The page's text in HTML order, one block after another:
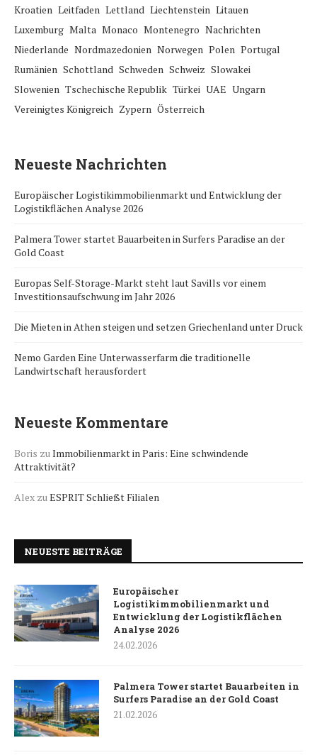
Kroatien Leitfaden Lettland Liechtenstein Litauen
Luxemburg Malta Monaco Montenegro Nachrichten
Niederlande Nordmazedonien Norwegen Polen Portugal
Rumänien Schottland Schweden Schweiz Slowakei
Slowenien Tschechische Republik Türkei UAE Ungarn
Vereinigtes Königreich Zypern Österreich
Neueste Nachrichten
Europäischer Logistikimmobilienmarkt und Entwicklung der
Logistikflächen Analyse 2026
Palmera Tower startet Bauarbeiten in Surfers Paradise an der
Gold Coast
Europas Self-Storage-Markt steht laut Savills vor einem
Investitionsaufschwung im Jahr 2026
Die Mieten in Athen steigen und setzen Griechenland unter Druck
Nemo Garden Eine Unterwasserfarm die traditionelle
Landwirtschaft herausfordert
Neueste Kommentare
Boris zuImmobilienmarkt in Paris: Eine schwindende
Attraktivität?
Alex zuESPRIT Schließt Filialen
NEUESTE BEITRÄGE
Europäischer
Logistikimmobilienmarkt und
Entwicklung der Logistikflächen
Analyse 2026
24.02.2026
Palmera Tower startet Bauarbeiten in
Surfers Paradise an der Gold Coast
21.02.2026